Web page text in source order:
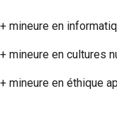
mineure en
mineure en cultures
mineure en éthique